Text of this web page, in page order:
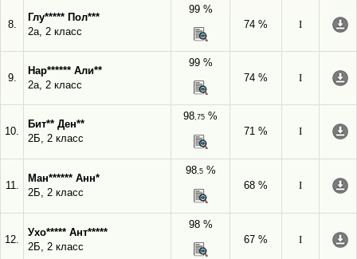
8.
Глу***** Пол***
2а, 2 класс
99 %
74 %
I
9.
Нар****** Али**
2а, 2 класс
99 %
74 %
I
10.
Бит** Ден**
2Б, 2 класс
98,75 %
71 %
I
11.
Ман****** Анн*
2Б, 2 класс
98,5%
68 %
I
12.
Ухо***** Ант*****
2Б, 2 класс
98 %
67 %
I